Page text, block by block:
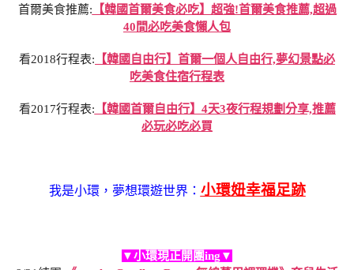
首爾美食推薦: 【韓國首爾美食必吃】超強!首爾美食推薦,超過
40間必吃美食懶人包
看2018行程表: 【韓國自由行】首爾一個人自由行,夢幻景點必
吃美食住宿行程表
看2017行程表: 【韓國首爾自由行】4天3夜行程規劃分享,推薦
必玩必吃必買
我是小環，夢想環遊世界： 小環妞幸福足跡
▼小環現正開團ing▼